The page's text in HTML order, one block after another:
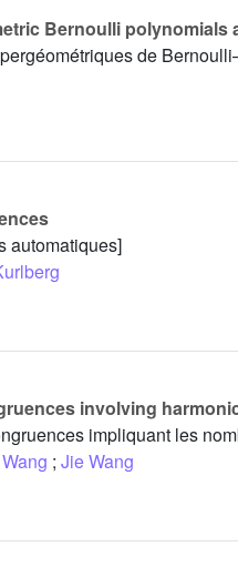
Bernoulli polynomials
de
automatiques]
involving
impliquant les
; Jie Wang